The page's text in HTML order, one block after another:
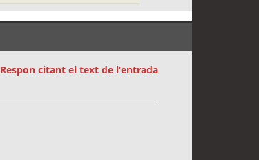
Respon citant el text de l’entrada